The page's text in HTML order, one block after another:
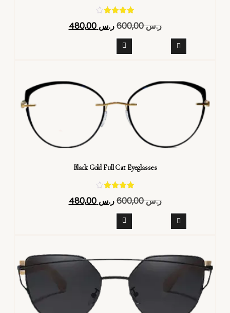
4.40
ر.س600,00 ر.س 480,00
Black Gold Full Cat Eyeglasses
تم التقييم
4.40
ر.س600,00 ر.س 480,00